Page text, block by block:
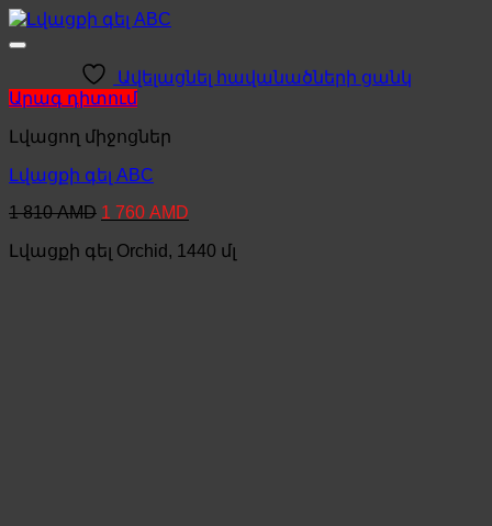
Ավելացնել հավանածների ցանկ
Արագ դիտում
Լվացող միջոցներ
Լվացքի գել ABC
1 810AMD Original
was:
1 760 AMD
is:
Լվացքի գել Orchid, 1440 մլ